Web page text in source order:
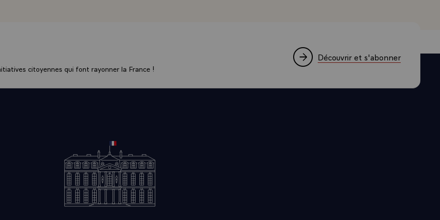
financiers de participation ont été créés à Bordeaux et à Toulouse.
l'agriculture, il y a eu un très gros effort, les agriculteurs le
mais enfin le plan a permis l'accélération d'un certain nombre de ces
de la Garonne est actuellement préparé par le ministère de
il est au-point et il pourra donc être présenté et examiné avec les
observation, l'éducation : les représentants des départements
citoyennes qui font rayonner la France !
Découvrir et s'abonner